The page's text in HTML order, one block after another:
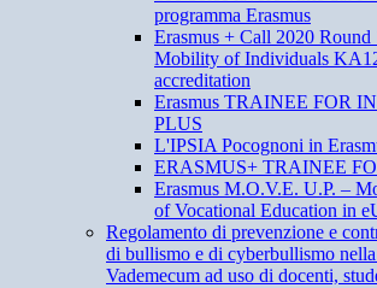
programma Erasmus
Erasmus + Call 2020
Mobility of Individuals
accreditation
Erasmus TRAINEE FOR
PLUS
L'IPSIA Pocognoni in
ERASMUS+ TRAINEE
Erasmus M.O.V.E. U.P. –
of Vocational Education in
Regolamento di prevenzione e
di bullismo e di cyberbullismo
Vademecum ad uso di docenti,